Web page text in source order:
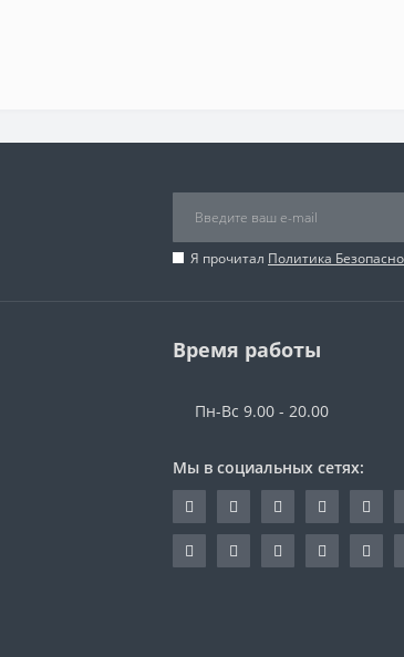
Я прочитал Политика
Время работы
Пн-Вс 9.00 - 20.00
Мы в социальных сетях: